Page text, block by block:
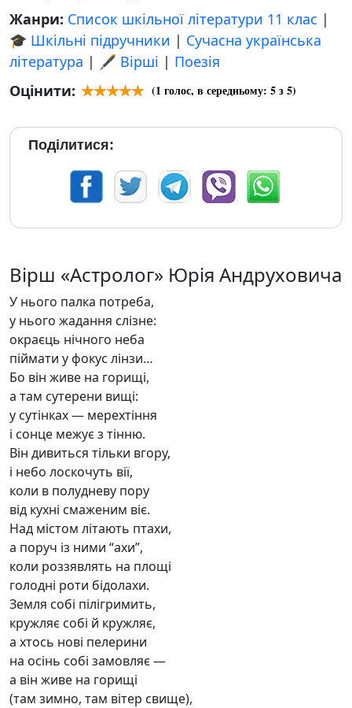
Жанри: Список шкільної літератури 11 клас |
🎓 Шкільні підручники | Сучасна українська
література | 🖋️ Вірші | Поезія
Оцінити:
(1 голос, в середньому: 5з 5)
Поділитися:
Вірш «Астролог» Юрія Андруховича
У нього палка потреба,
у нього жадання слізне:
окраєць нічного неба
піймати у фокус лінзи…
Бо він живе на горищі,
а там сутерени вищі:
у сутінках — мерехтіння
і сонце межує з тінню.
Він дивиться тільки вгору,
і небо лоскочуть вії,
коли в полудневу пору
від кухні смаженим віє.
Над містом літають птахи,
а поруч із ними “ахи”,
коли роззявлять на площі
голодні роти бідолахи.
Земля собі пілігримить,
кружляє собі й кружляє,
а хтось нові пелерини
на осінь собі замовляє —
а він живе на горищі
(там зимно, там вітер свище),